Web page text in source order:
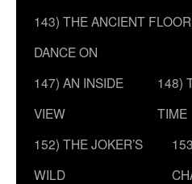
143) THE ANCIENT
DANCE ON
147) AN INSIDE
VIEW
148)
TIME
152) THE JOKER’S
WILD